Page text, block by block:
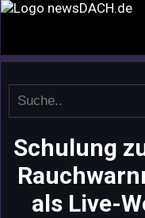
Schulung
als Live-